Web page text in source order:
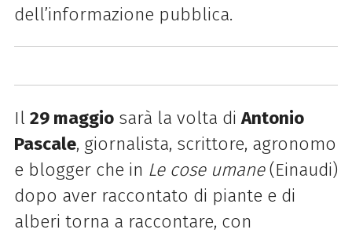
dell’informazione pubblica.
Il 29 maggio sarà la volta di Antonio
Pascale, giornalista, scrittore, agronomo
e blogger che in Le cose umane (Einaudi)
dopo aver raccontato di piante e di
alberi torna a raccontare, con